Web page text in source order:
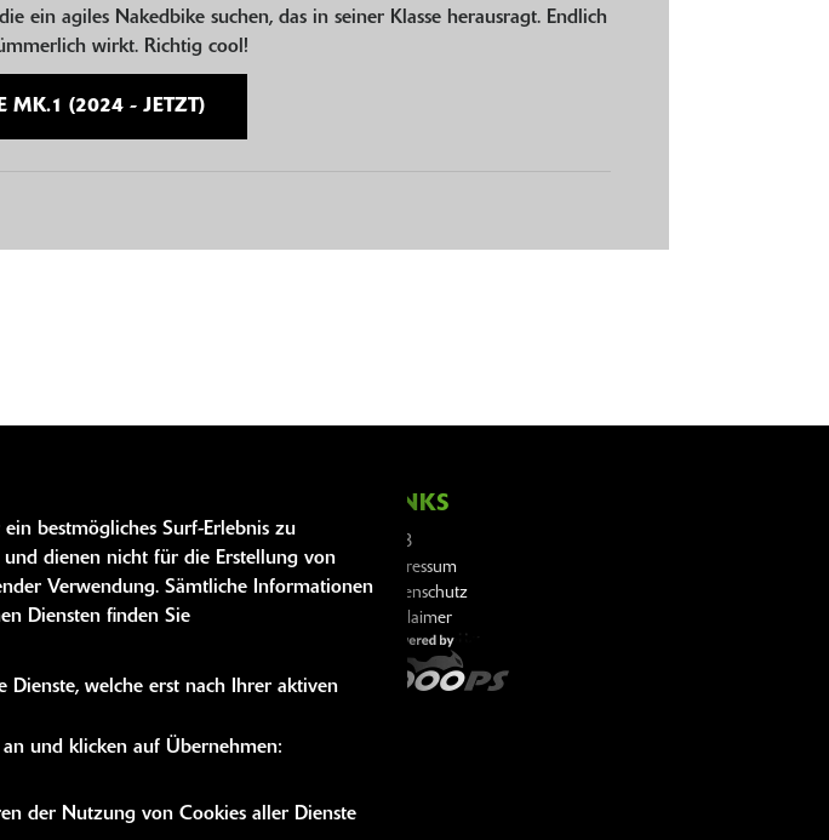
ein agiles Nakedbike suchen, das in seiner Klasse herausragt. Endlich
wirkt. Richtig cool!
MK.1 (2024 - JETZT)
Öffnungszeiten Schliesszeiten
Betriebsurlaub
bis 17.08.2026
wieder für sie da
LINKS
AGB
Impressum
Datenschutz
Disclaimer
bestmögliches Surf-Erlebnis zu
dienen nicht für die Erstellung von
Verwendung. Sämtliche Informationen
Diensten finden Sie
welche erst nach Ihrer aktiven
und klicken auf Übernehmen:
der Nutzung von Cookies aller Dienste